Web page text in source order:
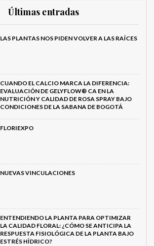
Últimas entradas
LAS PLANTAS NOS PIDEN VOLVER A LAS RAÍCES
CUANDO EL CALCIO MARCA LA DIFERENCIA:
EVALUACIÓN DE GELYFLOW® CA EN LA
NUTRICIÓN Y CALIDAD DE ROSA SPRAY BAJO
CONDICIONES DE LA SABANA DE BOGOTÁ
FLORIEXPO
NUEVAS VINCULACIONES
ENTENDIENDO LA PLANTA PARA OPTIMIZAR
LA CALIDAD FLORAL: ¿CÓMO SE ANTICIPA LA
RESPUESTA FISIOLÓGICA DE LA PLANTA BAJO
ESTRÉS HÍDRICO?